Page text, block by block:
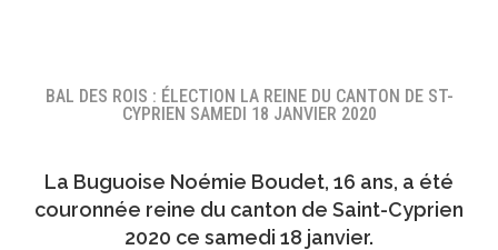
BAL DES ROIS : ÉLECTION LA REINE DU CANTON DE ST-
CYPRIEN SAMEDI 18 JANVIER 2020
La Buguoise Noémie Boudet, 16 ans, a été
couronnée reine du canton de Saint-Cyprien
2020 ce samedi 18 janvier.